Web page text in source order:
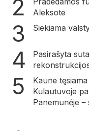
Aleksote
Siekiama
Pasirašyta
Kaune
Kulautuvoje
Panemunėje –